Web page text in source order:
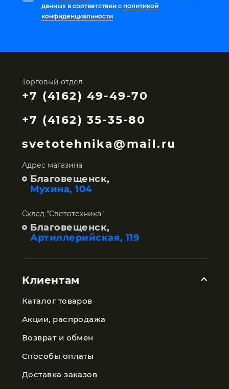
данных в соответствии с политикой
конфиденциальности
Торговый отдел
+7 (4162) 49-49-70
+7 (4162) 35-35-80
svetotehnika@mail.ru
Адрес магазина
Благовещенск,
Мухина, 104
Склад "Светотехника"
Благовещенск,
Артиллерийская, 119
Клиентам
Каталог товаров
Акции, распродажа
Возврат и обмен
Способы оплаты
Доставка заказов